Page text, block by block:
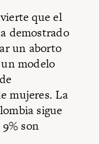
que el
demostrado
un aborto
modelo
mujeres. La
sigue
son